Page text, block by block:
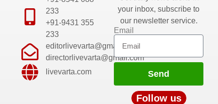
233
+91-9431 355
233
editorlivevarta@gmail.com
directorlivevarta@gmail.com
livevarta.com
your inbox, subscribe to
our newsletter service.
Email
Send
Follow us